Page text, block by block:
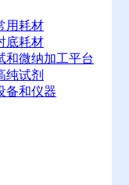
用耗材
底耗材
和微纳加工平台
纯试剂
备和仪器